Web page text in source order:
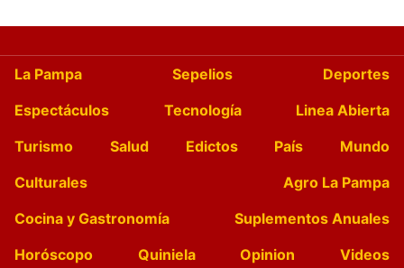
La Pampa Sepelios
Deportes
Espectáculos
Tecnología
Linea Abierta
Turismo
Salud Edictos País
Mundo
Culturales
Agro La Pampa
Cocina y Gastronomía
Suplementos Anuales
Horóscopo
Quiniela Opinion
Videos